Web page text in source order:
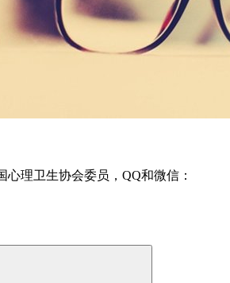
心理卫生协会委员，QQ和微信：